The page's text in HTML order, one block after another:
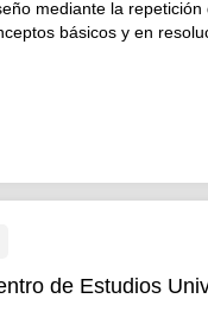
mediante la repetición
básicos y en
de Estudios